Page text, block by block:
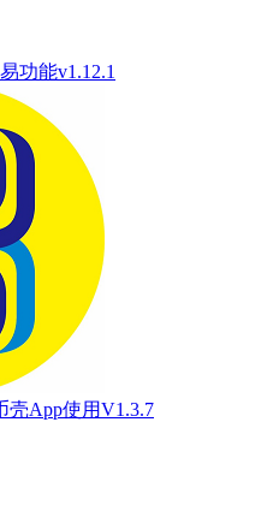
功能v1.12.1
壳App使用V1.3.7